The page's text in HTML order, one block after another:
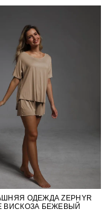
ОДЕЖДА ZEPHYR
ВИСКОЗА БЕЖЕВЫЙ